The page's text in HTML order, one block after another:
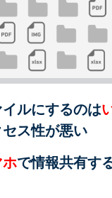
ルにするのは
ス性が悪い
で情報共有す